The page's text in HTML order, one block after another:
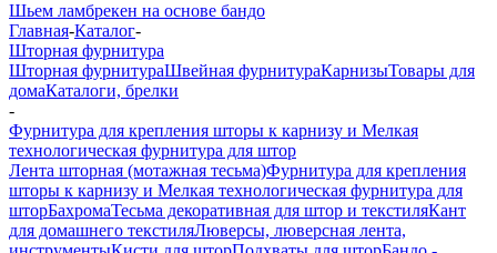
Шьем ламбрекен на основе бандо
Главная-Каталог-
Шторная фурнитура
Шторная фурнитураШвейная фурнитураКарнизыТовары для
домаКаталоги, брелки
-
Фурнитура для крепления шторы к карнизу и Мелкая
технологическая фурнитура для штор
Лента шторная (мотажная тесьма)Фурнитура для крепления
шторы к карнизу и Мелкая технологическая фурнитура для
шторБахромаТесьма декоративная для штор и текстиляКант
для домашнего текстиляЛюверсы, люверсная лента,